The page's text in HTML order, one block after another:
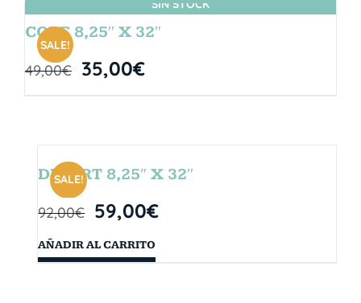
SIN STOCK
SALE!
CORE 8,25″ X 32″
49,00€ 35,00€
SALE!
DESERT 8,25″ X 32″
92,00€ 59,00€
AÑADIR AL CARRITO